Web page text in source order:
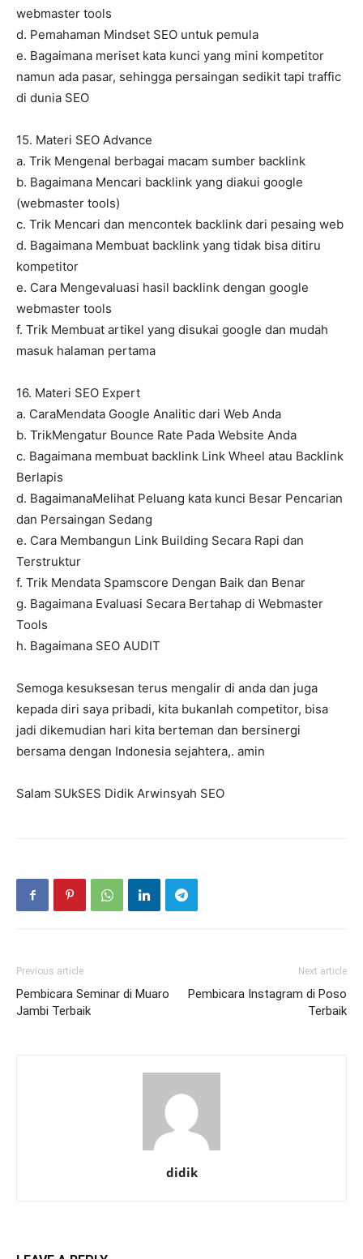
webmaster tools
d. Pemahaman Mindset SEO untuk pemula
e. Bagaimana meriset kata kunci yang mini kompetitor
namun ada pasar, sehingga persaingan sedikit tapi traffic
di dunia SEO
15. Materi SEO Advance
a. Trik Mengenal berbagai macam sumber backlink
b. Bagaimana Mencari backlink yang diakui google
(webmaster tools)
c. Trik Mencari dan mencontek backlink dari pesaing web
d. Bagaimana Membuat backlink yang tidak bisa ditiru
kompetitor
e. Cara Mengevaluasi hasil backlink dengan google
webmaster tools
f. Trik Membuat artikel yang disukai google dan mudah
masuk halaman pertama
16. Materi SEO Expert
a. CaraMendata Google Analitic dari Web Anda
b. TrikMengatur Bounce Rate Pada Website Anda
c. Bagaimana membuat backlink Link Wheel atau Backlink
Berlapis
d. BagaimanaMelihat Peluang kata kunci Besar Pencarian
dan Persaingan Sedang
e. Cara Membangun Link Building Secara Rapi dan
Terstruktur
f. Trik Mendata Spamscore Dengan Baik dan Benar
g. Bagaimana Evaluasi Secara Bertahap di Webmaster
Tools
h. Bagaimana SEO AUDIT
Semoga kesuksesan terus mengalir di anda dan juga
kepada diri saya pribadi, kita bukanlah competitor, bisa
jadi dikemudian hari kita berteman dan bersinergi
bersama dengan Indonesia sejahtera,. amin
Salam SUkSES Didik Arwinsyah SEO
Previous article
Pembicara Seminar di Muaro
Jambi Terbaik
Next article
Pembicara Instagram di Poso
Terbaik
didik